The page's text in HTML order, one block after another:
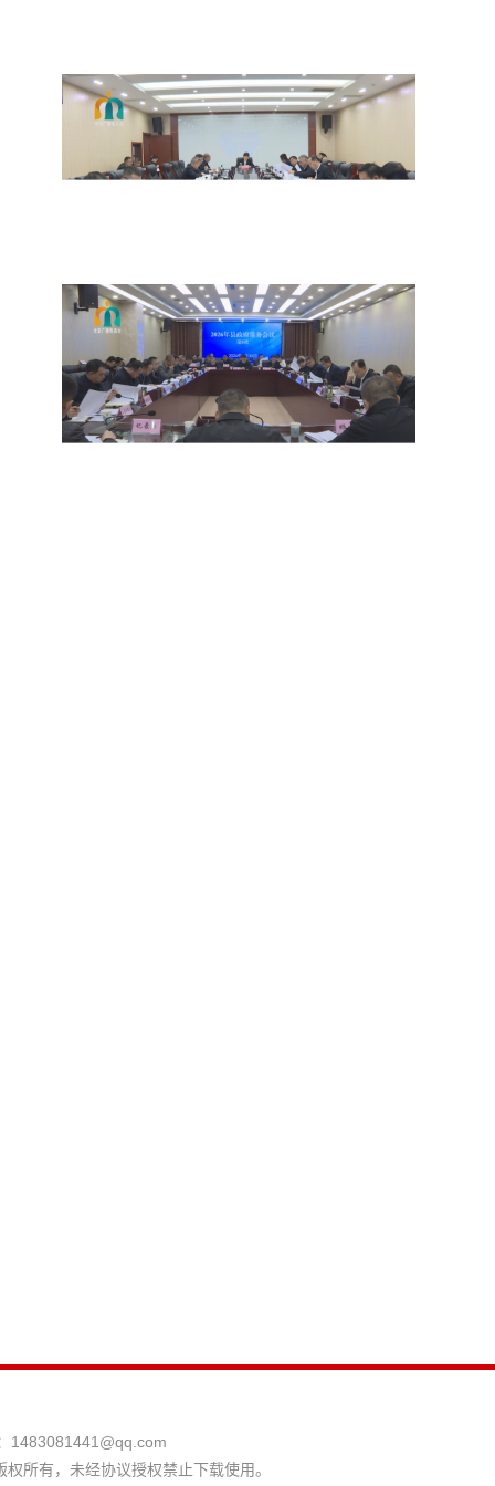
1483081441@qq.com
所有，未经协议授权禁止下载使用。